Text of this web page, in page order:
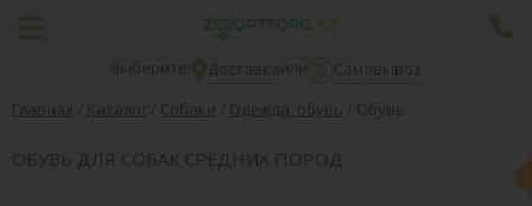
Выберите: Доставкаили
Самовывоз
Главная / Каталог / Собаки / Одежда, обувь / Обувь
ОБУВЬ ДЛЯ СОБАК СРЕДНИХ ПОРОД